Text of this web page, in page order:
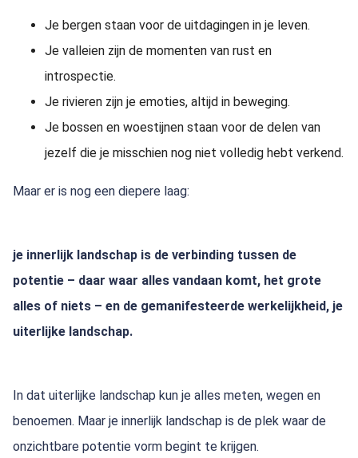
Je bergen staan voor de uitdagingen in je leven.
Je valleien zijn de momenten van rust en
introspectie.
Je rivieren zijn je emoties, altijd in beweging.
Je bossen en woestijnen staan voor de delen van
jezelf die je misschien nog niet volledig hebt verkend.
Maar er is nog een diepere laag:
je innerlijk landschap is de verbinding tussen de
potentie – daar waar alles vandaan komt, het grote
alles of niets – en de gemanifesteerde werkelijkheid, je
uiterlijke landschap.
In dat uiterlijke landschap kun je alles meten, wegen en
benoemen. Maar je innerlijk landschap is de plek waar de
onzichtbare potentie vorm begint te krijgen.